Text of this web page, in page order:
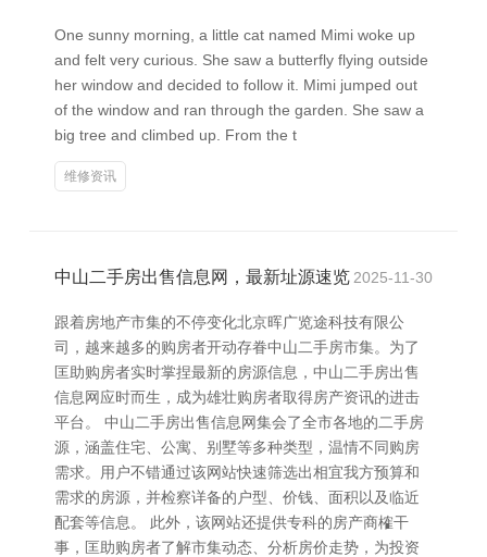
One sunny morning, a little cat named Mimi woke up
and felt very curious. She saw a butterfly flying outside
her window and decided to follow it. Mimi jumped out
of the window and ran through the garden. She saw a
big tree and climbed up. From the t
维修资讯
中山二手房出售信息网，最新址源速览 2025-11-30
跟着房地产市集的不停变化北京晖广览途科技有限公
司，越来越多的购房者开动存眷中山二手房市集。为了
匡助购房者实时掌捏最新的房源信息，中山二手房出售
信息网应时而生，成为雄壮购房者取得房产资讯的进击
平台。 中山二手房出售信息网集会了全市各地的二手房
源，涵盖住宅、公寓、别墅等多种类型，温情不同购房
需求。用户不错通过该网站快速筛选出相宜我方预算和
需求的房源，并检察详备的户型、价钱、面积以及临近
配套等信息。 此外，该网站还提供专科的房产商榷干
事，匡助购房者了解市集动态、分析房价走势，为投资